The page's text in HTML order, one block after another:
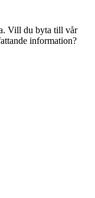
Vill du byta till vår
information?